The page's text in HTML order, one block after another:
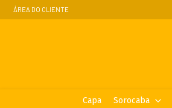
ÁREA DO CLIENTE
Capa Sorocaba